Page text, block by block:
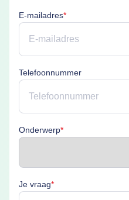
E-mailadres*E-mailadres is
Telefoonnummer
Onderwerp*Onderwerp is
Je vraag*Je vraag is verplicht